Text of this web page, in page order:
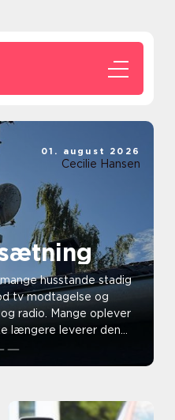
husstande stadig
tv modtagelse og
radio. Mange oplever
længere leverer den
01. august 2026
Cecilie Hansen